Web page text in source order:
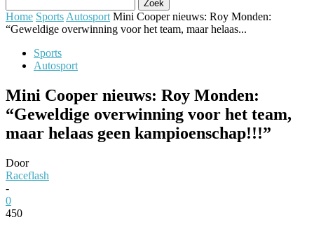
Home Sports Autosport Mini Cooper nieuws: Roy Monden:
“Geweldige overwinning voor het team, maar helaas...
Sports
Autosport
Mini Cooper nieuws: Roy Monden:
“Geweldige overwinning voor het team,
maar helaas geen kampioenschap!!!”
Door
Raceflash
-
0
450